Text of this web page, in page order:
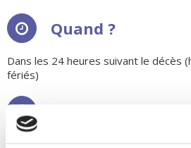
Quand ?
Dans les 24 heures suivant le décès
fériés)
Par un proche parent du défunt ou